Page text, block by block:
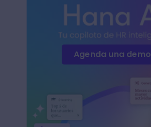
Agenda una demo